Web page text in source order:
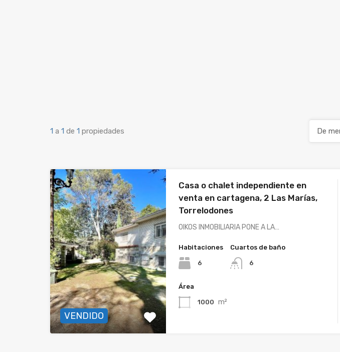
1 a 1 de 1 propiedades De
VENDIDO
Casa o chalet independiente en
venta en cartagena, 2 Las Marías,
Torrelodones
OIKOS INMOBILIARIA PONE A LA…
Habitaciones
6
Cuartos de baño
6
Área
1000 m²